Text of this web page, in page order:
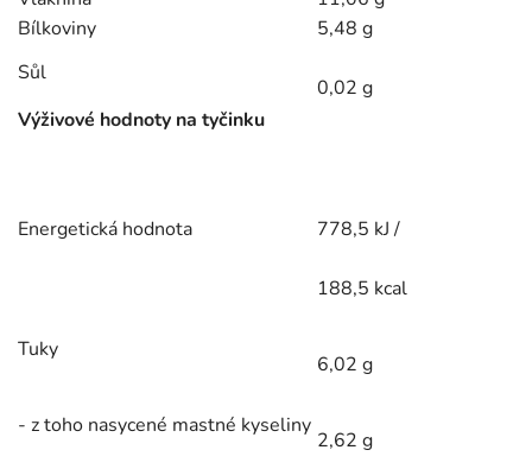
Bílkoviny
5,48 g
Sůl
0,02 g
Výživové hodnoty na tyčinku
Energetická hodnota 778,5 kJ /
188,5 kcal
Tuky
6,02 g
- z toho nasycené mastné kyseliny
2,62 g